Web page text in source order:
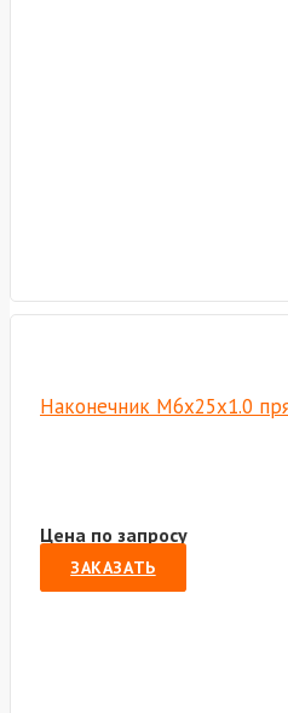
Наконечник М6х25х1.0
Цена по запросу
ЗАКАЗАТЬ